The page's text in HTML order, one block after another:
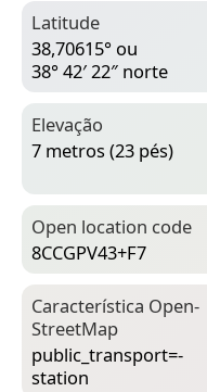
Latitude
38,70615° ou
38° 42′ 22″ norte
Elevação
7 metros (23 pés)
Open location code
8CCGPV43+F7
Característica Open­
Street­Map
public_transport=­
station